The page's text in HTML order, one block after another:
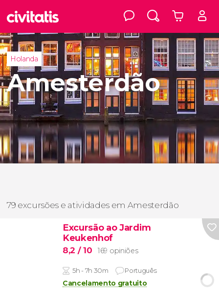
Holanda
Amesterdão
79 excursões e atividades em Amesterdão
Excursão ao Jardim
Keukenhof
8,2 / 10 169 opiniões
5h - 7h 30m Português
Cancelamento gratuito